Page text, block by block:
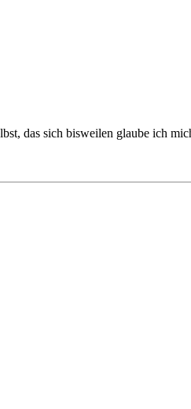
das sich bisweilen glaube ich